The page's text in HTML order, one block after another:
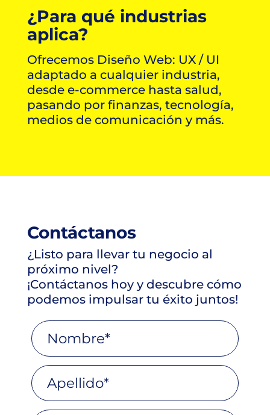
¿Para qué industrias
aplica?
Ofrecemos Diseño Web: UX / UI
adaptado a cualquier industria,
desde e-commerce hasta salud,
pasando por finanzas, tecnología,
medios de comunicación y más.
Contáctanos
¿Listo para llevar tu negocio al
próximo nivel?
¡Contáctanos hoy y descubre cómo
podemos impulsar tu éxito juntos!